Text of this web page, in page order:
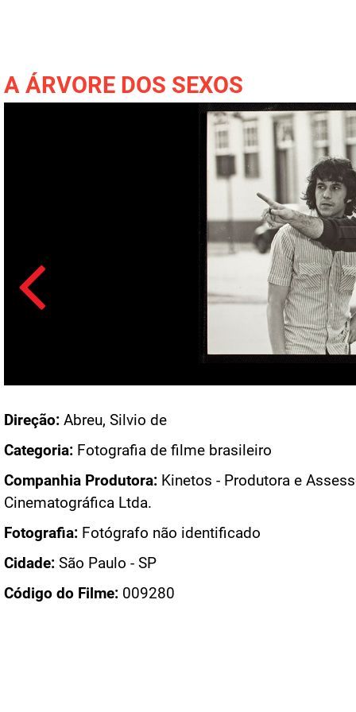
A ÁRVORE DOS SEXOS
Direção: Abreu, Silvio de
Categoria: Fotografia de filme brasileiro
Companhia Produtora: Kinetos - Produtora e
Cinematográfica Ltda.
Fotografia: Fotógrafo não identificado
Cidade: São Paulo - SP
Código do Filme: 009280